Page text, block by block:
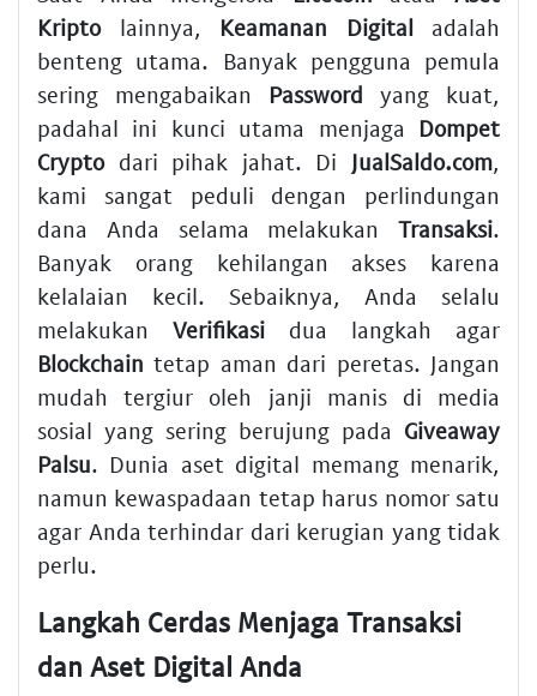
Kriptolainnya, Keamanan Digitaladalah
benteng utama. Banyak pengguna pemula
sering mengabaikan Password yang kuat,
padahal ini kunci utama menjaga Dompet
Cryptodari pihak jahat. Di JualSaldo.com,
kami sangat peduli dengan perlindungan
dana Anda selama melakukan Transaksi.
Banyak orang kehilangan akses karena
kelalaian kecil. Sebaiknya, Anda selalu
melakukan Verifikasi dua langkah agar
Blockchain tetap aman dari peretas. Jangan
mudah tergiur oleh janji manis di media
sosial yang sering berujung pada Giveaway
Palsu. Dunia aset digital memang menarik,
namun kewaspadaan tetap harus nomor satu
agar Anda terhindar dari kerugian yang tidak
perlu.
Langkah Cerdas Menjaga Transaksi
dan Aset Digital Anda